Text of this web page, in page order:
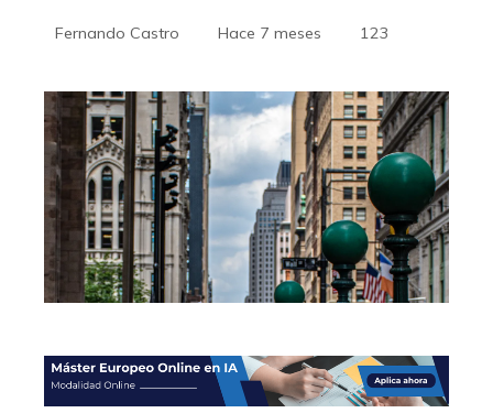
Fernando Castro Hace 7 meses 123